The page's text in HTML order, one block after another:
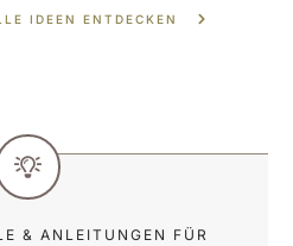
IDEEN ENTDECKEN
& ANLEITUNGEN FÜR